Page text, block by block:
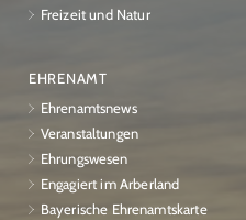
Freizeit und Natur
EHRENAMT
Ehrenamtsnews
Veranstaltungen
Ehrungswesen
Engagiert im Arberland
Bayerische Ehrenamtskarte